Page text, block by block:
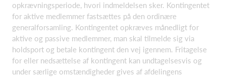
opkrævningsperiode, hvori indmeldelsen sker. Kontingentet
for aktive medlemmer fastsættes på den ordinære
generalforsamling. Kontingentet opkræves månedligt for
aktive og passive medlemmer, man skal tilmelde sig via
holdsport og betale kontingent den vej igennem. Fritagelse
for eller nedsættelse af kontingent kan undtagelsesvis og
under særlige omstændigheder gives af afdelingens